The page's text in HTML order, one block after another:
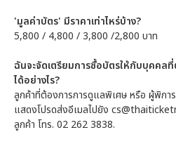
'มูลค่าบัตร' มีราคาเท่าไหร่บ้าง?
5,800 / 4,800 / 3,800 /2,800 บาท
ฉันจะจัดเตรียมการซื้อบัตรให้กับบุคคล
ได้อย่างไร?
ลูกค้าที่ต้องการการดูแลพิเศษ หรือ ผู้พิการ
แสดงโปรดส่งอีเมลไปยัง
ลูกค้า โทร. 02 262 3838.